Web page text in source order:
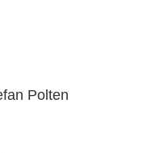
Polten